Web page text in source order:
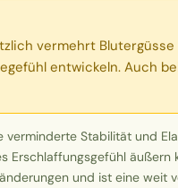
vermehrt
entwickeln. Auch
Stabilität und
Erschlaffungsgefühl
und ist eine